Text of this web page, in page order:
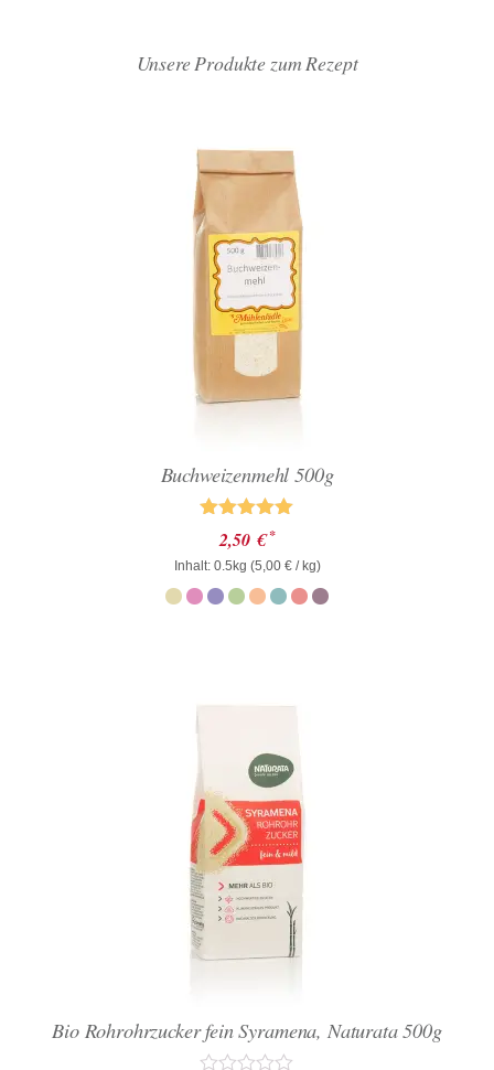
Unsere Produkte zum Rezept
Buchweizenmehl 500g
Bewertet mit
5.00von 5
2,50 € *
Inhalt: 0.5kg (5,00 €/ kg)
Bio Rohrohrzucker fein Syramena, Naturata 500g